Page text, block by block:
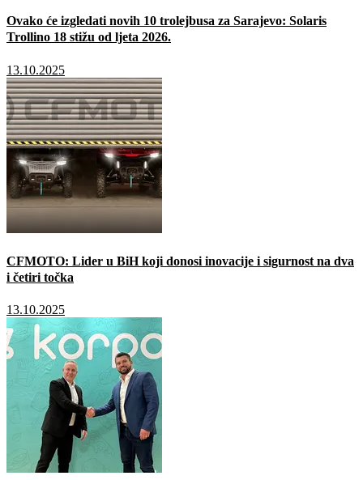
Ovako će izgledati novih 10 trolejbusa za Sarajevo: Solaris
Trollino 18 stižu od ljeta 2026.
13.10.2025
CFMOTO: Lider u BiH koji donosi inovacije i sigurnost na dva
i četiri točka
13.10.2025